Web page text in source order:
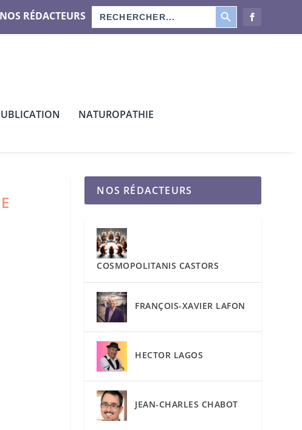
NOS RÉDACTEURS Search
for:
SEARCH BUTTON
NATUROPATHIE
NOS RÉDACTEURS
COSMOPOLITANIS CASTORS
FRANÇOIS-XAVIER LAFON
HECTOR LAGOS
JEAN-CHARLES CHABOT